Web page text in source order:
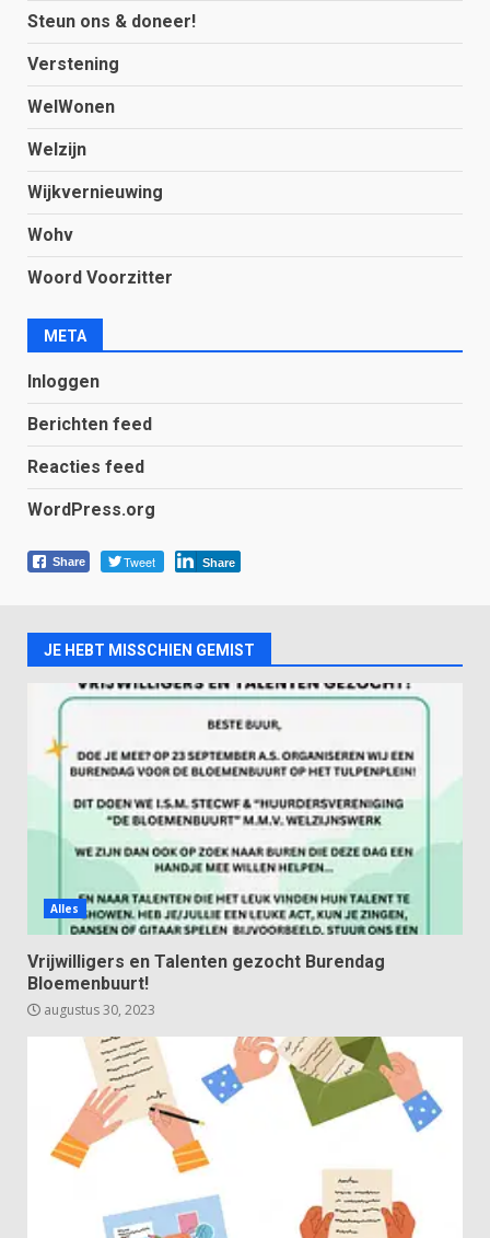
Steun ons & doneer!
Verstening
WelWonen
Welzijn
Wijkvernieuwing
Wohv
Woord Voorzitter
META
Inloggen
Berichten feed
Reacties feed
WordPress.org
Share Tweet Share
JE HEBT MISSCHIEN GEMIST
Alles
Vrijwilligers en Talenten gezocht Burendag
Bloemenbuurt!
augustus 30, 2023